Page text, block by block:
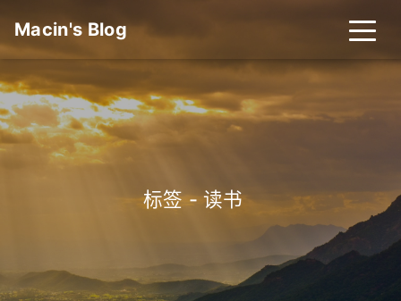
Macin's Blog
标签 - 读书_